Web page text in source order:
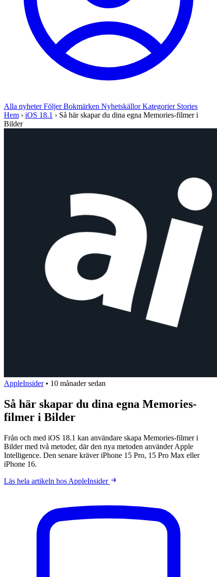
Alla nyheterFöljerBokmärken NyhetskällorKategorier Stories
Hem › iOS 18.1 › Så här skapar du dina egna Memories-filmer i
Bilder
AppleInsider • 10 månader sedan
Så här skapar du dina egna Memories-
filmer i Bilder
Från och med iOS 18.1 kan användare skapa Memories-filmer i
Bilder med två metoder, där den nya metoden använder Apple
Intelligence. Den senare kräver iPhone 15 Pro, 15 Pro Max eller
iPhone 16.
Läs hela artikeln hos AppleInsider